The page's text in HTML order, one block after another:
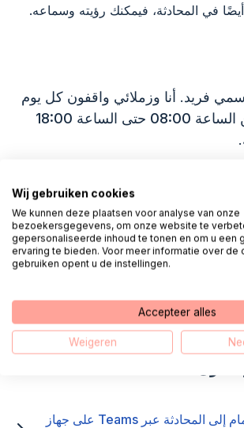
في المحادثة، فيمكنك رؤيته وسماعه.
فريد. أنا وزملائي واقفون كل يوم
حتى الساعة 18:00
محادثة
كيف يمكنني الانضمام إلى المحادثة عبر Teams على جهاز
Wij gebruiken cookies
We kunnen deze plaatsen voor analyse van onze
bezoekersgegevens, om onze website te
gepersonaliseerde inhoud te tonen en om u een
ervaring te bieden. Voor meer informatie over de
gebruiken opent u de instellingen.
Accepteer alles
Weigeren